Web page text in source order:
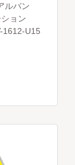
ルバン
ョン
1612-U15